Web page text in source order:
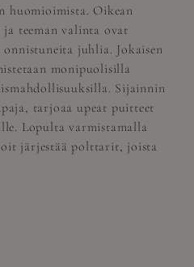
huomioimista. Oikean
teeman valinta ovat
juhlia. Jokaisen
monipuolisilla
Sijainnin
tarjoaa upeat puitteet
Lopulta varmistamalla
järjestää polttarit, joista